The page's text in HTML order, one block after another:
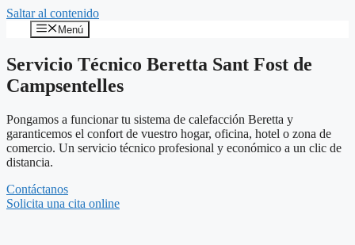
Saltar al contenido
Menú
Servicio Técnico Beretta Sant Fost de
Campsentelles
Pongamos a funcionar tu sistema de calefacción Beretta y
garanticemos el confort de vuestro hogar, oficina, hotel o zona de
comercio. Un servicio técnico profesional y económico a un clic de
distancia.
Contáctanos
Solicita una cita online